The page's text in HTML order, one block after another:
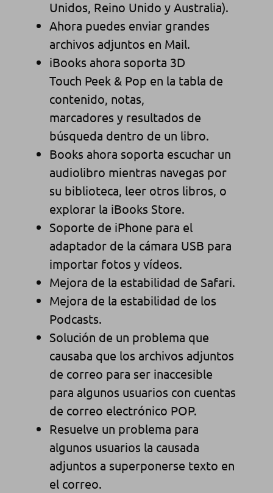
Unidos, Reino Unido y Australia).
Ahora puedes enviar grandes
archivos adjuntos en Mail.
iBooks ahora soporta 3D
Touch Peek & Pop en la tabla de
contenido, notas,
marcadores y resultados de
búsqueda dentro de un libro.
Books ahora soporta escuchar un
audiolibro mientras navegas por
su biblioteca, leer otros libros, o
explorar la iBooks Store.
Soporte de iPhone para el
adaptador de la cámara USB para
importar fotos y vídeos.
Mejora de la estabilidad de Safari.
Mejora de la estabilidad de los
Podcasts.
Solución de un problema que
causaba que los archivos adjuntos
de correo para ser inaccesible
para algunos usuarios con cuentas
de correo electrónico POP.
Resuelve un problema para
algunos usuarios la causada
adjuntos a superponerse texto en
el correo.